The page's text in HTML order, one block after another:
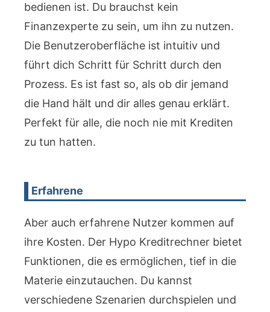
bedienen ist. Du brauchst kein
Finanzexperte zu sein, um ihn zu nutzen.
Die Benutzeroberfläche ist intuitiv und
führt dich Schritt für Schritt durch den
Prozess. Es ist fast so, als ob dir jemand
die Hand hält und dir alles genau erklärt.
Perfekt für alle, die noch nie mit Krediten
zu tun hatten.
Erfahrene
Aber auch erfahrene Nutzer kommen auf
ihre Kosten. Der Hypo Kreditrechner bietet
Funktionen, die es ermöglichen, tief in die
Materie einzutauchen. Du kannst
verschiedene Szenarien durchspielen und